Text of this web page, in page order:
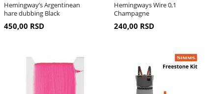
Hemingway’s Argentinean
hare dubbing Black
450,00 RSD
Hemingways Wire 0,1
Champagne
240,00 RSD